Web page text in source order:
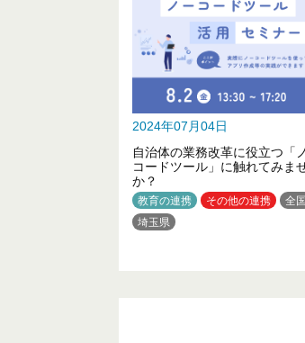
2024年07月04日
自治体の業務改革に役立つ「
コードツール」に触れてみま
か？
教育の連携 その他の連携
全国
埼玉県